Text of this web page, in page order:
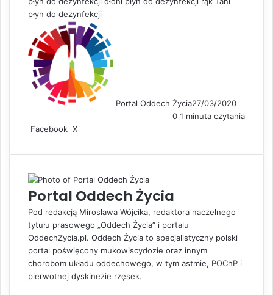
płyn do dezynfekcji
Portal Oddech Życia27/03/2020
0 1 minuta czytania
Facebook X
n
e
d
a
e
v
E
u
u
j
Portal Oddech Życia
Pod redakcją Mirosława Wójcika, redaktora naczelnego
tytułu prasowego „Oddech Życia” i portalu
OddechZycia.pl. Oddech Życia to specjalistyczny polski
portal poświęcony mukowiscydozie oraz innym
chorobom układu oddechowego, w tym astmie, POChP i
pierwotnej dyskinezie rzęsek.